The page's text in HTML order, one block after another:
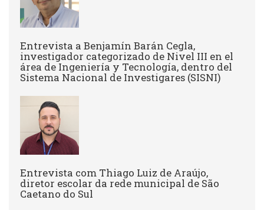
Entrevista a Benjamín Barán Cegla,
investigador categorizado de Nivel III en el
área de Ingeniería y Tecnología, dentro del
Sistema Nacional de Investigares (SISNI)
Entrevista com Thiago Luiz de Araújo,
diretor escolar da rede municipal de São
Caetano do Sul